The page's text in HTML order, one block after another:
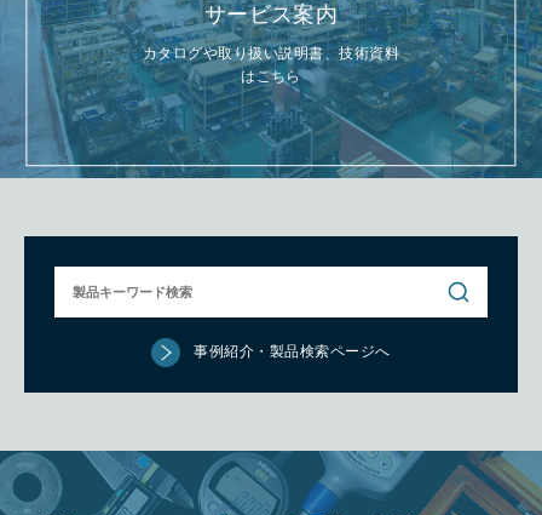
サービス案内
カタログや取り扱い説明書、技術資料
はこちら
事例紹介・製品検索ページへ